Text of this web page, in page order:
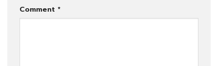
Comment *